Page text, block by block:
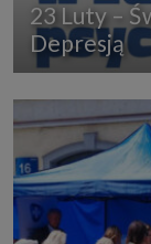
23 Luty –
Depresją